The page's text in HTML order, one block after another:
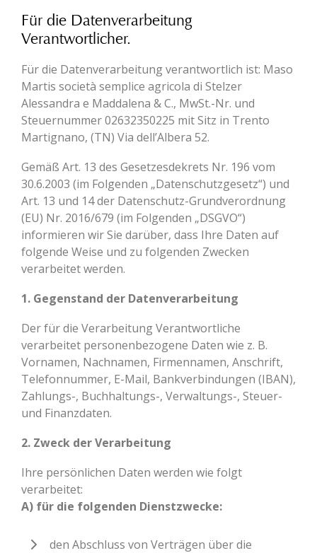
Für die Datenverarbeitung
Verantwortlicher.
Für die Datenverarbeitung verantwortlich ist: Maso
Martis società semplice agricola di Stelzer
Alessandra e Maddalena & C., MwSt.-Nr. und
Steuernummer 02632350225 mit Sitz in Trento
Martignano, (TN) Via dell’Albera 52.
Gemäß Art. 13 des Gesetzesdekrets Nr. 196 vom
30.6.2003 (im Folgenden „Datenschutzgesetz“) und
Art. 13 und 14 der Datenschutz-Grundverordnung
(EU) Nr. 2016/679 (im Folgenden „DSGVO“)
informieren wir Sie darüber, dass Ihre Daten auf
folgende Weise und zu folgenden Zwecken
verarbeitet werden.
1. Gegenstand der Datenverarbeitung
Der für die Verarbeitung Verantwortliche
verarbeitet personenbezogene Daten wie z. B.
Vornamen, Nachnamen, Firmennamen, Anschrift,
Telefonnummer, E-Mail, Bankverbindungen (IBAN),
Zahlungs-, Buchhaltungs-, Verwaltungs-, Steuer-
und Finanzdaten.
2. Zweck der Verarbeitung
Ihre persönlichen Daten werden wie folgt
verarbeitet:
A) für die folgenden Dienstzwecke:
den Abschluss von Verträgen über die